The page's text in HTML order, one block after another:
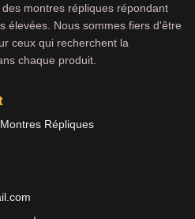
montres répliques répondant
élevées. Nous sommes fiers d'être
ceux qui recherchent la
chaque produit.
Répliques